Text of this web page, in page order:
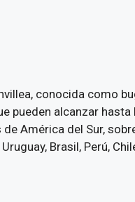
conocida como
pueden alcanzar hasta
América del Sur,
Uruguay, Brasil, Perú,